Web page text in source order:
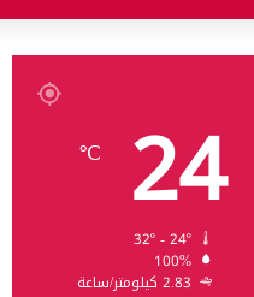
24
℃
100%
2.83 كيلومتر/ساعة